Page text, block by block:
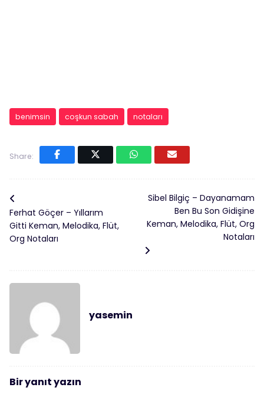
benimsin coşkun sabah notaları
Share:
Ferhat Göçer – Yıllarım
Gitti Keman, Melodika, Flüt,
Org Notaları
Sibel Bilgiç – Dayanamam
Ben Bu Son Gidişine
Keman, Melodika, Flüt, Org
Notaları
yasemin
Bir yanıt yazın